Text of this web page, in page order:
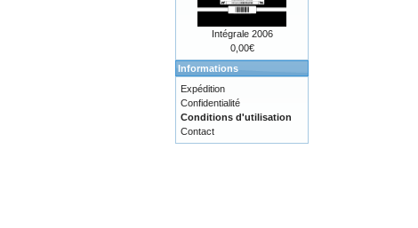
Intégrale 2006
0,00€
Informations
Expédition
Confidentialité
Conditions d'utilisation
Contact